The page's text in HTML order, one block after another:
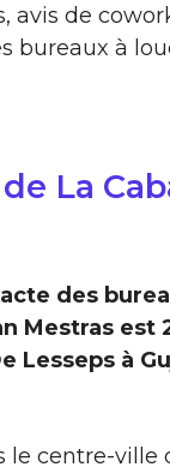
avis de
bureaux à
La
des
Mestras est
Lesseps à
le centre-ville